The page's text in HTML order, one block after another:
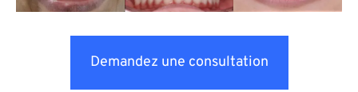
Demandez une consultation